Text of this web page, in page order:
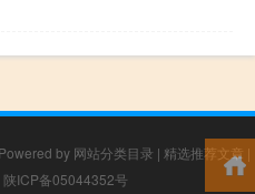
by 网站分类目录 | 精选推荐文章 |
陕ICP备05044352号